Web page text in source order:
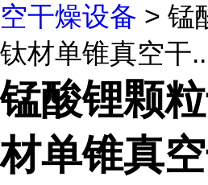
空干燥设备 > 锰
钛材单锥真空干
锰酸锂颗
材单锥真